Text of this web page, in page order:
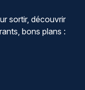
sortir, découvrir
bons plans :